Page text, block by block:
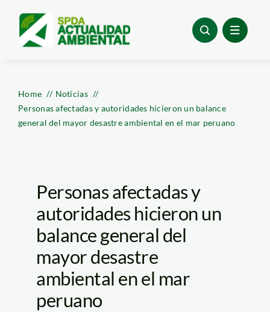
content
Home
Noticias
Personas afectadas y autoridades hicieron un balance
general del mayor desastre ambiental en el mar peruano
Personas afectadas y
autoridades hicieron un
balance general del
mayor desastre
ambiental en el mar
peruano